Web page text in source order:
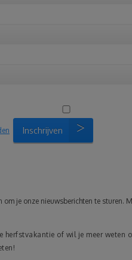
Inschrijven
je onze nieuwsberichten te sturen.
of wil je meer weten